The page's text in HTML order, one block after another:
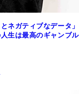
ネガティブなデータ」
生は最高のギャンブル